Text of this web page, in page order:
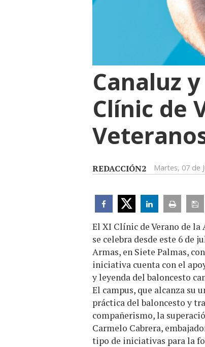
Canaluz
Clínic de
REDACCIÓN2 Martes, 07 de
El XI Clínic de Verano de la
se celebra desde este 6 de
Armas, en Siete Palmas,
iniciativa cuenta con el
y leyenda del baloncesto
El campus, que alcanza su
práctica del baloncesto y
compañerismo, la
Carmelo Cabrera,
tipo de iniciativas para la